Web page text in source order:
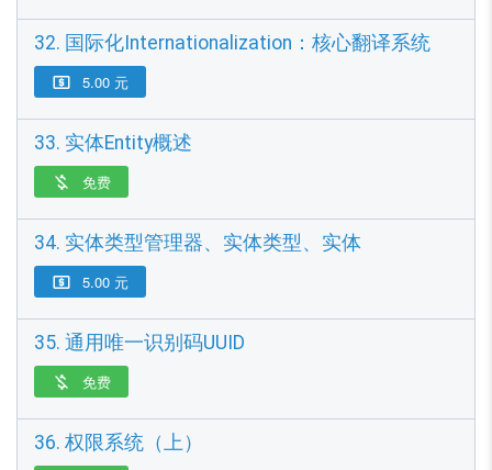
32. 国际化Internationalization：核心翻译系统
 5.00 元
33. 实体Entity概述
 免费
34. 实体类型管理器、实体类型、实体
 5.00 元
35. 通用唯一识别码UUID
 免费
36. 权限系统（上）